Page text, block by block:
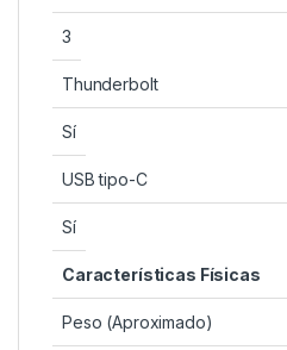
3
Thunderbolt
Sí
USB tipo-C
Sí
Características Físicas
Peso (Aproximado)